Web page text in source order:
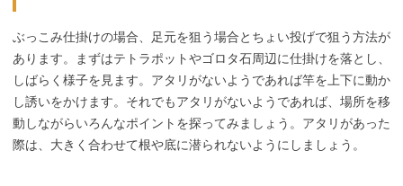
ぶっこみ仕掛けの場合、足元を狙う場合とちょい投げで狙う方法が
あります。まずはテトラポットやゴロタ石周辺に仕掛けを落とし、
しばらく様子を見ます。アタリがないようであれば竿を上下に動か
し誘いをかけます。それでもアタリがないようであれば、場所を移
動しながらいろんなポイントを探ってみましょう。アタリがあった
際は、大きく合わせて根や底に潜られないようにしましょう。